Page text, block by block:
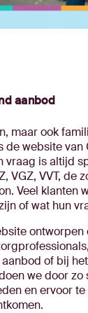
aanbod
maar ook
de website van
vraag is altijd
VGZ, VVT, de
Veel klanten
of wat hun
of bij
we door zo
en ervoor